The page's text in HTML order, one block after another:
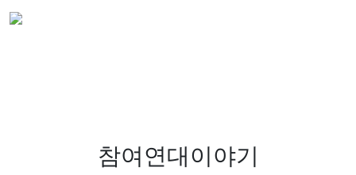
참여연대이야기